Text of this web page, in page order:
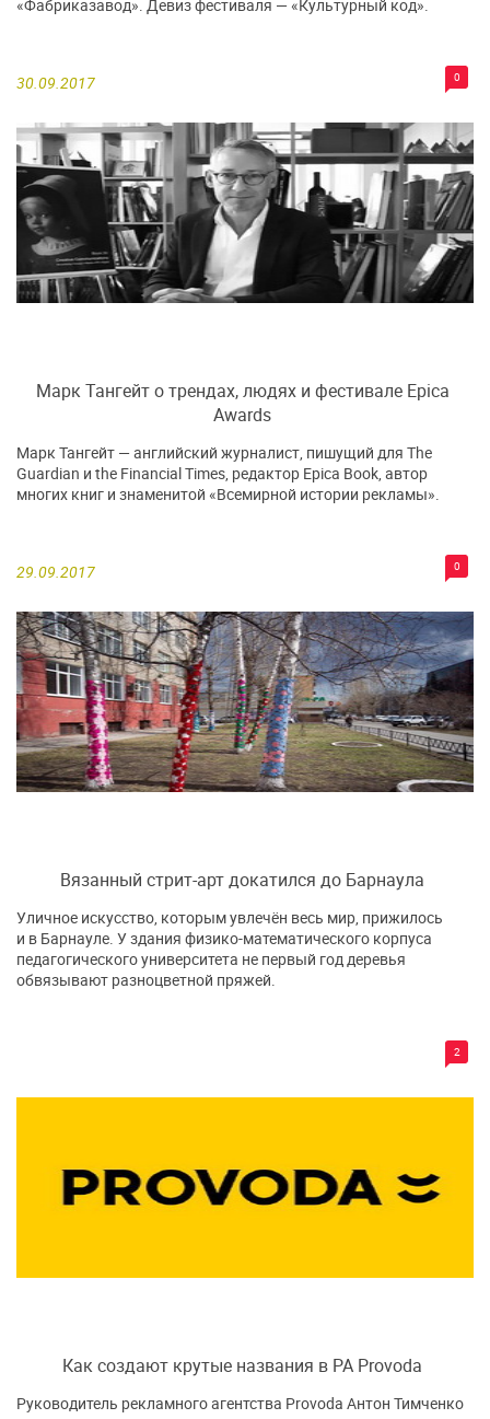
30.09.2017 0
«Фабриказавод». Девиз фестиваля — «Культурный код».
Марк Тангейт о трендах, людях и фестивале Epica
Awards
29.09.2017 0
Марк Тангейт — английский журналист, пишущий для The
Guardian и the Financial Times, редактор Epica Book, автор
многих книг и знаменитой «Всемирной истории рекламы».
Вязанный стрит-арт докатился до Барнаула
2
Уличное искусство, которым увлечён весь мир, прижилось
и в Барнауле. У здания физико-математического корпуса
педагогического университета не первый год деревья
обвязывают разноцветной пряжей.
Как создают крутые названия в РА Provoda
Руководитель рекламного агентства Provoda Антон Тимченко